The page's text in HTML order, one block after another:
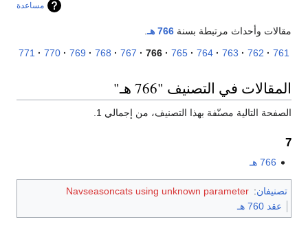
مساعدة
مقالات وأحداث مرتبطة بسنة 766 هـ
.
761
762
763
764
765
766
767
768
769
770
771
المقالات في التصنيف "766 هـ"
الصفحة التالية مصنّفة بهذا التصنيف، من إجمالي 1.
7
766 هـ
تصنيفان:
Navseasoncats using unknown parameter
عقد 760 هـ